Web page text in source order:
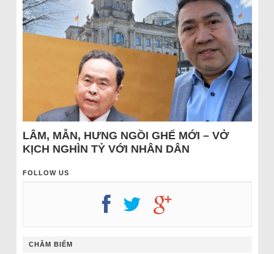
LÂM, MẪN, HƯNG NGỒI GHẾ MỚI – VỞ
KỊCH NGHÌN TỶ VỚI NHÂN DÂN
FOLLOW US
CHÂM BIẾM